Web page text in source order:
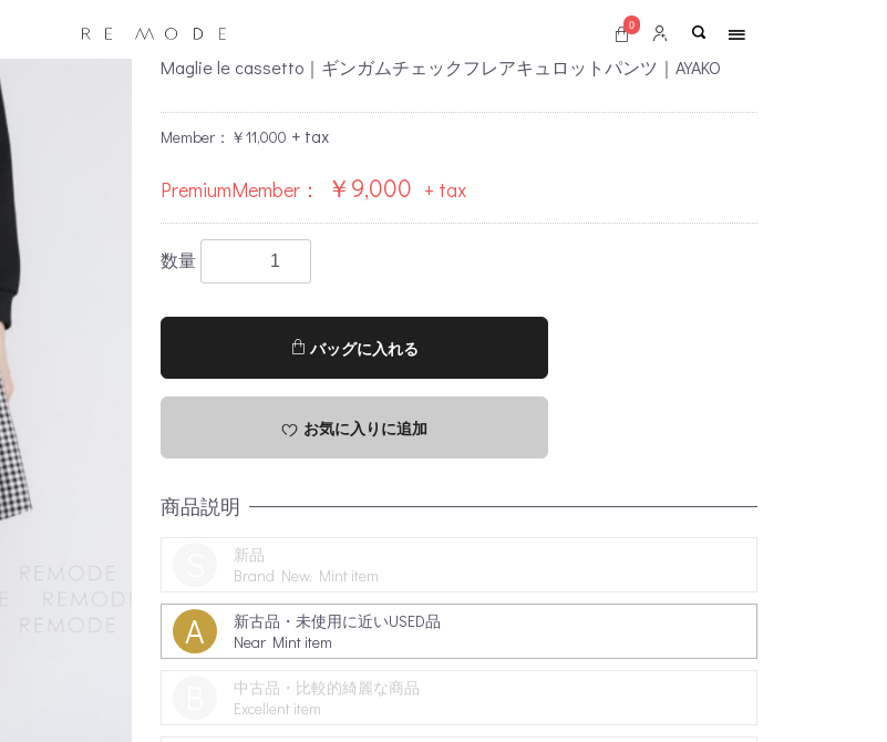
0
Maglie le cassetto｜ギンガムチェックフレアキュロットパンツ｜AYAKO
Member：￥11,000 + tax
PremiumMember： ￥9,000 + tax
数量
バッグに入れる
お気に入りに追加
商品説明
新品
Brand New, Mint item
A
新古品・未使用に近いUSED品
Near Mint item
中古品・比較的綺麗な商品
Excellent item